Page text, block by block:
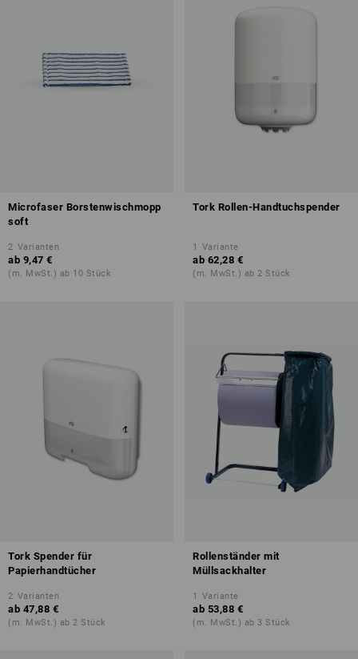
Microfaser Borstenwischmopp
soft
2 Varianten
ab 9,47 €
(m. MwSt.) ab 10 Stück
Tork Rollen-Handtuchspender
1 Variante
ab 62,28 €
(m. MwSt.) ab 2 Stück
Tork Spender für
Papierhandtücher
2 Varianten
ab 47,88 €
(m. MwSt.) ab 2 Stück
Rollenständer mit
Müllsackhalter
1 Variante
ab 53,88 €
(m. MwSt.) ab 3 Stück